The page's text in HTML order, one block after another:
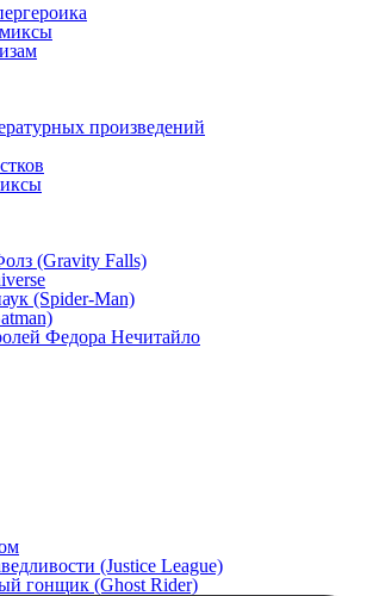
произведений
(Gravity Falls)
(Spider-Man)
Федора Нечитайло
(Justice League)
гонщик (Ghost Rider)